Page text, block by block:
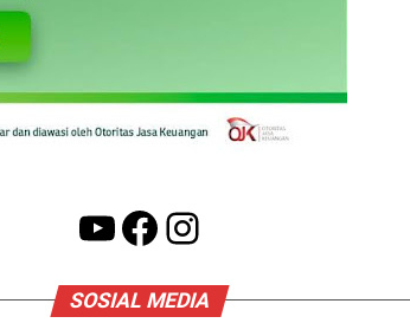
YouTube
Facebook
Instagram
SOSIAL MEDIA